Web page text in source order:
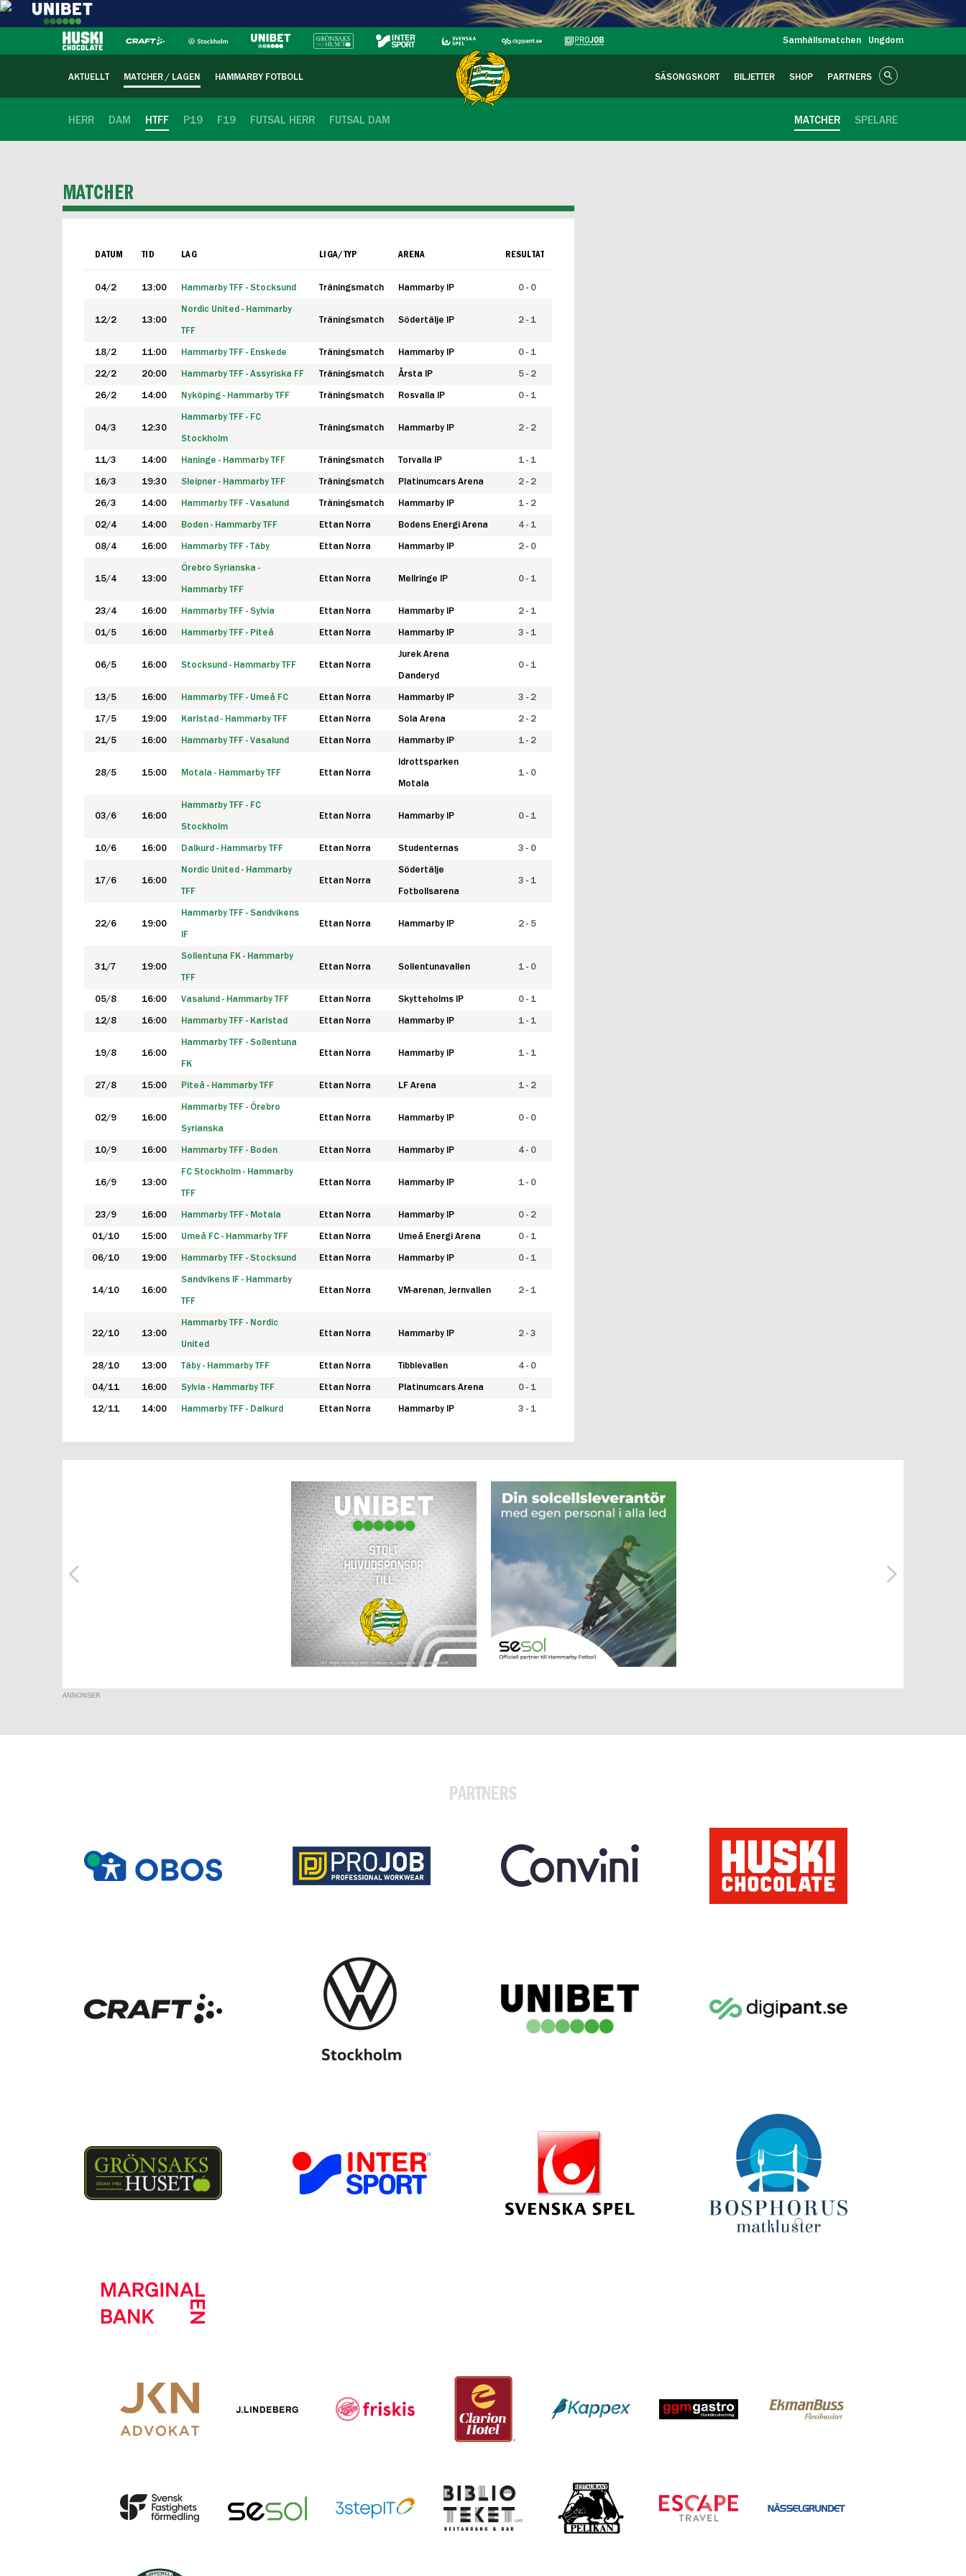
Samhällsmatchen Ungdom
AKTUELLT MATCHER / LAGEN HAMMARBY FOTBOLL SÄSONGSKORT BILJETTER SHOP PARTNERS
HERR DAM HTFF P19 F19 FUTSAL HERR FUTSAL DAM SPELARE
MATCHER
MATCHER
DATUM TID LAG LIGA/TYP ARENA RESULTAT
04/2 13:00 Hammarby TFF - Stocksund Träningsmatch Hammarby IP 0 - 0
12/2 13:00
Nordic United - Hammarby
TFF
Träningsmatch Södertälje IP 2 - 1
18/2 11:00 Hammarby TFF - Enskede Träningsmatch Hammarby IP 0 - 1
22/2 20:00 Hammarby TFF - Assyriska FF Träningsmatch Årsta IP 5 - 2
26/2 14:00 Nyköping - Hammarby TFF Träningsmatch Rosvalla IP 0 - 1
04/3 12:30
Hammarby TFF - FC
Stockholm
Träningsmatch Hammarby IP 2 - 2
11/3 14:00 Haninge - Hammarby TFF Träningsmatch Torvalla IP 1 - 1
16/3 19:30 Sleipner - Hammarby TFF Träningsmatch Platinumcars Arena 2 - 2
26/3 14:00 Hammarby TFF - Vasalund Träningsmatch Hammarby IP 1 - 2
02/4 14:00 Boden - Hammarby TFF Ettan Norra Bodens Energi Arena 4 - 1
08/4 16:00 Hammarby TFF - Täby Ettan Norra Hammarby IP 2 - 0
15/4 13:00
Örebro Syrianska -
Hammarby TFF
Ettan Norra Mellringe IP 0 - 1
23/4 16:00 Hammarby TFF - Sylvia Ettan Norra Hammarby IP 2 - 1
01/5 16:00 Hammarby TFF - Piteå Ettan Norra Hammarby IP 3 - 1
06/5 16:00 Stocksund - Hammarby TFF Ettan Norra
Jurek Arena
Danderyd
0 - 1
13/5 16:00 Hammarby TFF - Umeå FC Ettan Norra Hammarby IP 3 - 2
17/5 19:00 Karlstad - Hammarby TFF Ettan Norra Sola Arena 2 - 2
21/5 16:00 Hammarby TFF - Vasalund Ettan Norra Hammarby IP 1 - 2
28/5 15:00 Motala - Hammarby TFF Ettan Norra
Idrottsparken
Motala
1 - 0
03/6 16:00
Hammarby TFF - FC
Stockholm
Ettan Norra Hammarby IP 0 - 1
10/6 16:00 Dalkurd - Hammarby TFF Ettan Norra Studenternas 3 - 0
17/6 16:00
Nordic United - Hammarby
TFF
Ettan Norra
Södertälje
Fotbollsarena
3 - 1
22/6 19:00
Hammarby TFF - Sandvikens
IF
Ettan Norra Hammarby IP 2 - 5
31/7 19:00
Sollentuna FK - Hammarby
TFF
Ettan Norra Sollentunavallen 1 - 0
05/8 16:00 Vasalund - Hammarby TFF Ettan Norra Skytteholms IP 0 - 1
12/8 16:00 Hammarby TFF - Karlstad Ettan Norra Hammarby IP 1 - 1
19/8 16:00
Hammarby TFF - Sollentuna
FK
Ettan Norra Hammarby IP 1 - 1
27/8 15:00 Piteå - Hammarby TFF Ettan Norra LF Arena 1 - 2
02/9 16:00
Hammarby TFF - Örebro
Syrianska
Ettan Norra Hammarby IP 0 - 0
10/9 16:00 Hammarby TFF - Boden Ettan Norra Hammarby IP 4 - 0
16/9 13:00
FC Stockholm - Hammarby
TFF
Ettan Norra Hammarby IP 1 - 0
23/9 16:00 Hammarby TFF - Motala Ettan Norra Hammarby IP 0 - 2
01/10 15:00 Umeå FC - Hammarby TFF Ettan Norra Umeå Energi Arena 0 - 1
06/10 19:00 Hammarby TFF - Stocksund Ettan Norra Hammarby IP 0 - 1
14/10 16:00
Sandvikens IF - Hammarby
TFF
Ettan Norra VM-arenan, Jernvallen 2 - 1
22/10 13:00
Hammarby TFF - Nordic
United
Ettan Norra Hammarby IP 2 - 3
28/10 13:00 Täby - Hammarby TFF Ettan Norra Tibblevallen 4 - 0
04/11 16:00 Sylvia - Hammarby TFF Ettan Norra Platinumcars Arena 0 - 1
12/11 14:00 Hammarby TFF - Dalkurd Ettan Norra Hammarby IP 3 - 1
ANNONSER
PARTNERS